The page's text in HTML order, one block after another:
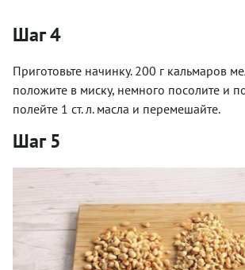
Шаг 4
Приготовьте начинку. 200 г кальмаров
положите в миску, немного посолите и
полейте 1 ст. л. масла и перемешайте.
Шаг 5